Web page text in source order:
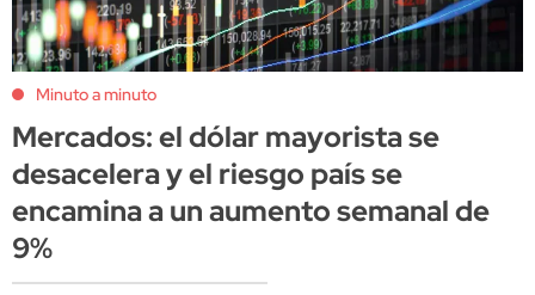
Minuto a minuto
Mercados: el dólar mayorista se
desacelera y el riesgo país se
encamina a un aumento semanal de
9%